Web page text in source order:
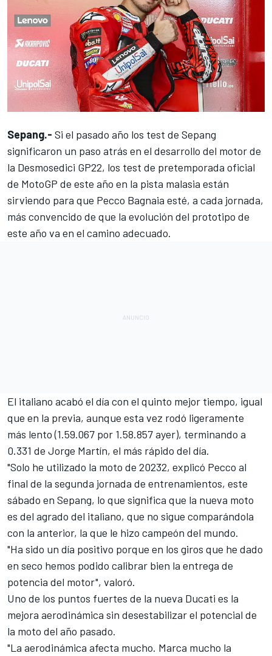
Sepang.- Si el pasado año los test de Sepang
significaron un paso atrás en el desarrollo del motor de
la Desmosedici GP22, los test de pretemporada oficial
de MotoGP de este año en la pista malasia están
sirviendo para que Pecco Bagnaia esté, a cada jornada,
más convencido de que la evolución del prototipo de
este año va en el camino adecuado.
El italiano acabó el día con el quinto mejor tiempo, igual
que en la previa, aunque esta vez rodó ligeramente
más lento (1.59.067 por 1.58.857 ayer), terminando a
0.331 de Jorge Martín, el más rápido del día.
"Solo he utilizado la moto de 20232, explicó Pecco al
final de la segunda jornada de entrenamientos, este
sábado en Sepang, lo que significa que la nueva moto
es del agrado del italiano, que no sigue comparándola
con la anterior, la que le hizo campeón del mundo.
"Ha sido un día positivo porque en los giros que he dado
en seco hemos podido calibrar bien la entrega de
potencia del motor", valoró.
Uno de los puntos fuertes de la nueva Ducati es la
mejora aerodinámica sin desestabilizar el potencial de
la moto del año pasado.
"La aerodinámica afecta mucho. Marca mucho la